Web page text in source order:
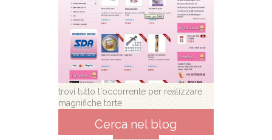
trovi tutto l'occorrente per realizzare
magnifiche torte
Cerca nel blog